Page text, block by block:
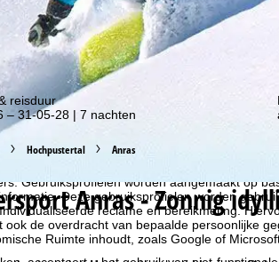
Gebruiksprofielen worden aangemaakt op
Deze gebruiksprofielen worden
reclame en bereikmeting.
ook de overdracht van bepaalde persoonlijke
Ruimte inhoudt, zoals Google of
reisduur
– 31-05-28 | 7 nachten
Hochpustertal Anras
Anras - Zonnig